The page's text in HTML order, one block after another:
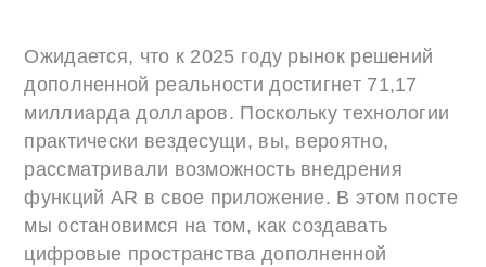
Ожидается, что к 2025 году рынок решений
дополненной реальности достигнет 71,17
миллиарда долларов. Поскольку технологии
практически вездесущи, вы, вероятно,
рассматривали возможность внедрения
функций AR в свое приложение. В этом посте
мы остановимся на том, как создавать
цифровые пространства дополненной